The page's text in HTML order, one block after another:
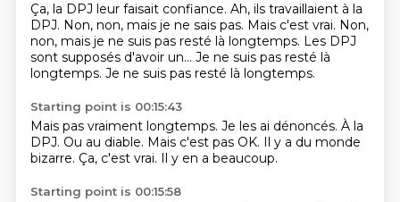
Ça, la DPJ leur faisait confiance. Ah, ils travaillaient à la
DPJ. Non, non, mais je ne sais pas. Mais c'est vrai. Non,
non, mais je ne suis pas resté là longtemps. Les DPJ
sont supposés d'avoir un... Je ne suis pas resté là
longtemps. Je ne suis pas resté là longtemps.
Starting point is 00:15:43
Mais pas vraiment longtemps. Je les ai dénoncés. À la
DPJ. Ou au diable. Mais c'est pas OK. Il y a du monde
bizarre. Ça, c'est vrai. Il y en a beaucoup.
Starting point is 00:15:58